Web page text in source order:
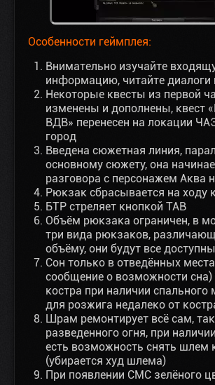
Особенности геймплея:
Внимательно изучайте
информацию, читайте диалоги
Некоторые квесты из первой
изменены и дополнены, квест
ВДВ» перенесен на локации
город
Введена сюжетная линия,
основному сюжету, она
разговора с персонажем Аква
Рюкзак сбрасывается на ходу
БТР стреляет кнопкой ТАВ
Объём рюкзака ограничен, в
три вида рюкзаков,
объёму, они будут все
Сон только в отведённых
сообщение о возможности сна)
костра при наличии
для розжига недалеко от
Шрам ремонтирует всё сам,
разведенного огня, при
есть возможность снять шлем
(убирается худ шлема)
При появлении СМС зелёного